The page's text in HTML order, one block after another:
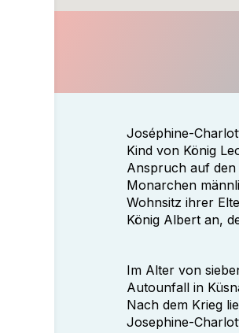
Joséphine-
Kind von König
Anspruch auf den
Monarchen
Wohnsitz ihrer
König Albert an,
Im Alter von
Autounfall in
Nach dem Krieg
Josephine-